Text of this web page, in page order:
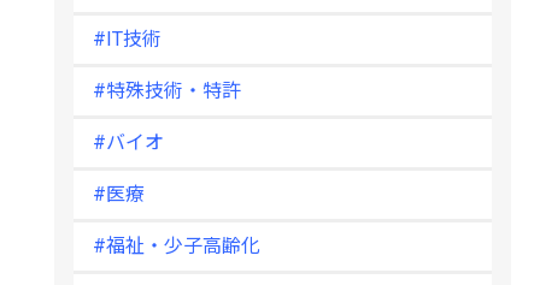
#IT技術
#特殊技術・特許
#バイオ
#医療
#福祉・少子高齢化